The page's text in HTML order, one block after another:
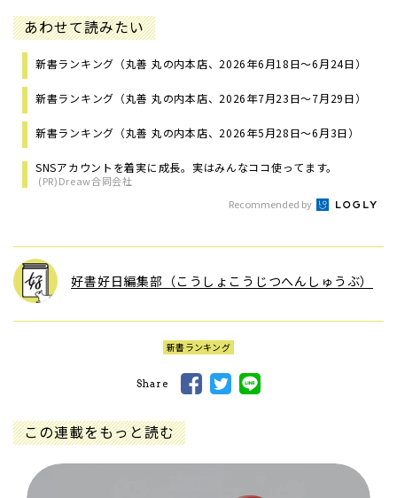
あわせて読みたい
新書ランキング（丸善 丸の内本店、2026年6月18日～6月24日）
新書ランキング（丸善 丸の内本店、2026年7月23日～7月29日）
新書ランキング（丸善 丸の内本店、2026年5月28日～6月3日）
SNSアカウントを着実に成長。実はみんなココ使ってます。
(PR)Dreaw合同会社
Recommended by
好書好日編集部（こうしょこうじつへんしゅうぶ）
新書ランキング
Share
この連載をもっと読む